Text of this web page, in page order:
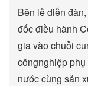
Bên lề diễn
đốc điều hành
gia vào chuỗi
côngnghiệp phụ
nước cùng sản